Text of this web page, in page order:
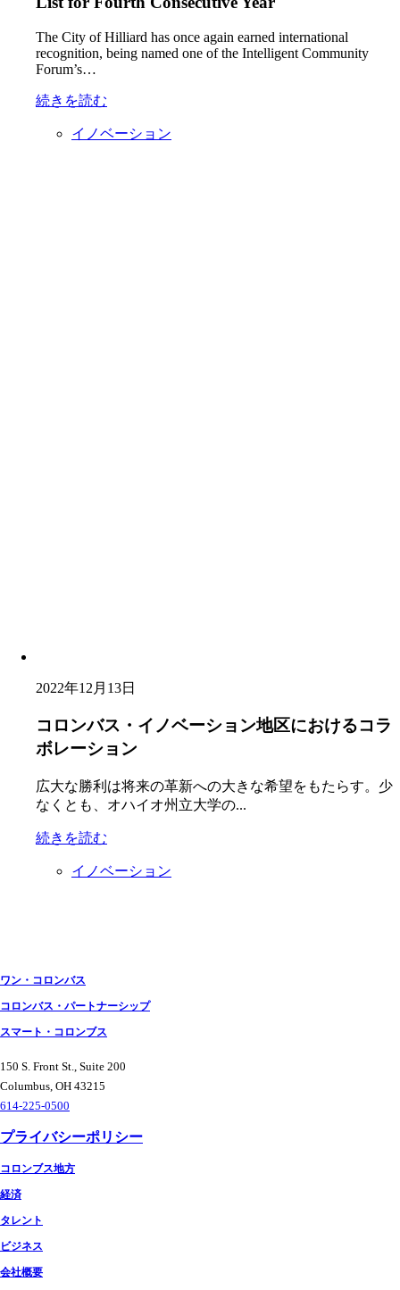
The City of Hilliard has once again earned international
recognition, being named one of the Intelligent Community
Forum’s…
続きを読む
イノベーション
2022年12月13日
コロンバス・イノベーション地区におけるコラ
ボレーション
広大な勝利は将来の革新への大きな希望をもたらす。少
なくとも、オハイオ州立大学の...
続きを読む
イノベーション
ゲ
シ
ョ
ン
ワン・コロンバス
コロンバス・パートナーシップ
スマート・コロンブス
150 S. Front St., Suite 200
Columbus, OH 43215
614-225-0500
プライバシーポリシー
コロンブス地方
経済
タレント
ビジネス
会社概要